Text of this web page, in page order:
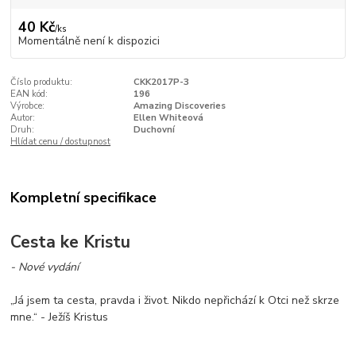
40 Kč/ks
Momentálně není k dispozici
Číslo produktu:
CKK2017P-3
EAN kód:
196
Výrobce:
Amazing Discoveries
Autor:
Ellen Whiteová
Druh:
Duchovní
Hlídat cenu / dostupnost
Kompletní specifikace
Cesta ke Kristu
- Nové vydání
„Já jsem ta cesta, pravda i život. Nikdo nepřichází k Otci než skrze
mne.“ - Ježíš Kristus